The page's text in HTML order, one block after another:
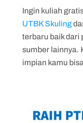
Ingin kuliah
UTBK Skuling
terbaru baik dari
sumber lainnya.
impian kamu